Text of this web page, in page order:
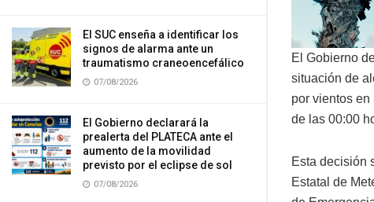
El SUC enseña a identificar los
signos de alarma ante un
traumatismo craneoencefálico
07/08/2026
El Gobierno declarará la
prealerta del PLATECA ante el
aumento de la movilidad
previsto por el eclipse de sol
07/08/2026
El Gobierno
situación de
por vientos
de las 00:00
Esta decisión
Estatal de